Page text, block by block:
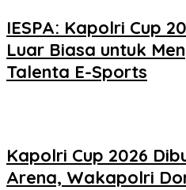
IESPA: Kapolri Cup
Luar Biasa untuk
Talenta E-Sports
Kapolri Cup 2026
Arena, Wakapolri